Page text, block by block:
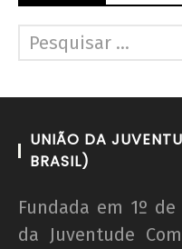
UNIÃO DA
BRASIL)
Fundada em 1º
da Juventude